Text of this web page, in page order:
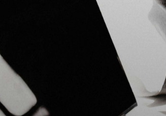
Affaires sensibles